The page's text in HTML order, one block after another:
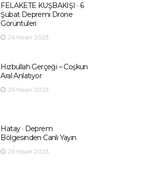
FELAKETE KUŞBAKIŞI · 6
Şubat Depremi Drone
Görüntüleri
26 Nisan 2023
Hizbullah Gerçeği – Coşkun
Aral Anlatıyor
26 Nisan 2023
Hatay · Deprem
Bölgesinden Canlı Yayın
26 Nisan 2023